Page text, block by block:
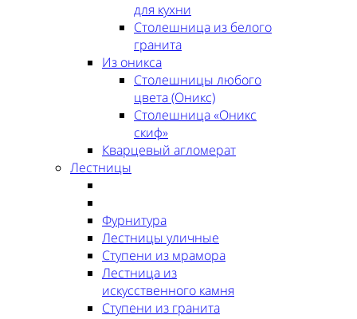
для кухни
Столешница из белого
гранита
Из оникса
Столешницы любого
цвета (Оникс)
Столешница «Оникс
скиф»
Кварцевый агломерат
Лестницы
Фурнитура
Лестницы уличные
Ступени из мрамора
Лестница из
искусственного камня
Ступени из гранита